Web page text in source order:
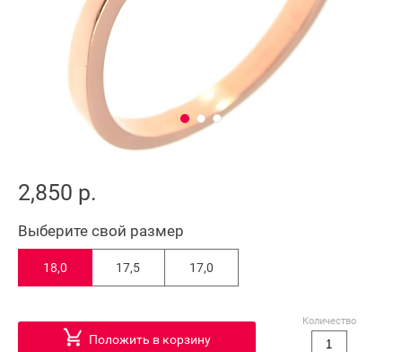
2,850 р.
Выберите свой размер
18,0 17,5 17,0
Положить в корзину
Количество